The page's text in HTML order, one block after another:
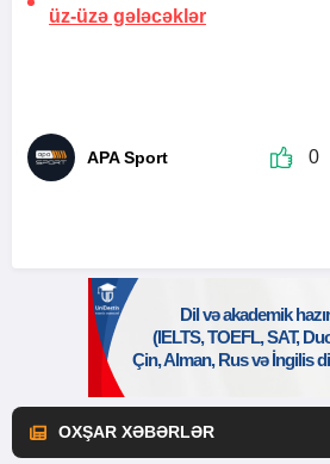
üz-üzə gələcəklər
APA Sport 0
OXŞAR XƏBƏRLƏR